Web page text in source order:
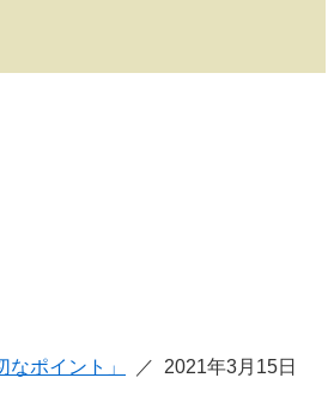
ポイント」
2021年3月15日